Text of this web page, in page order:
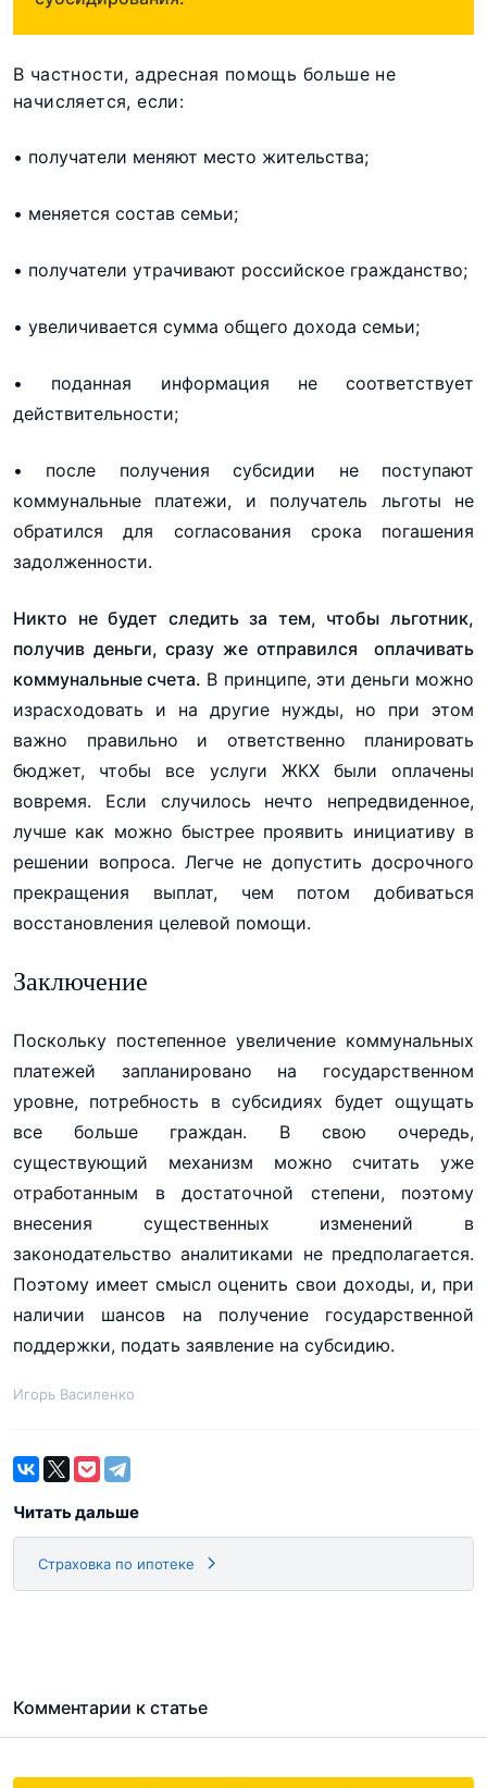
В частности, адресная помощь больше не
начисляется, если:
• получатели меняют место жительства;
• меняется состав семьи;
• получатели утрачивают российское гражданство;
• увеличивается сумма общего дохода семьи;
• поданная информация не соответствует
действительности;
• после получения субсидии не поступают
коммунальные платежи, и получатель льготы не
обратился для согласования срока погашения
задолженности.
Никто не будет следить за тем, чтобы льготник,
получив деньги, сразу же отправился оплачивать
коммунальные счета. В принципе, эти деньги можно
израсходовать и на другие нужды, но при этом
важно правильно и ответственно планировать
бюджет, чтобы все услуги ЖКХ были оплачены
вовремя. Если случилось нечто непредвиденное,
лучше как можно быстрее проявить инициативу в
решении вопроса. Легче не допустить досрочного
прекращения выплат, чем потом добиваться
восстановления целевой помощи.
Заключение
Поскольку постепенное увеличение коммунальных
платежей запланировано на государственном
уровне, потребность в субсидиях будет ощущать
все больше граждан. В свою очередь,
существующий механизм можно считать уже
отработанным в достаточной степени, поэтому
внесения существенных изменений в
законодательство аналитиками не предполагается.
Поэтому имеет смысл оценить свои доходы, и, при
наличии шансов на получение государственной
поддержки, подать заявление на субсидию.
Игорь Василенко
Читать дальше
Страховка по ипотеке
Комментарии к статье